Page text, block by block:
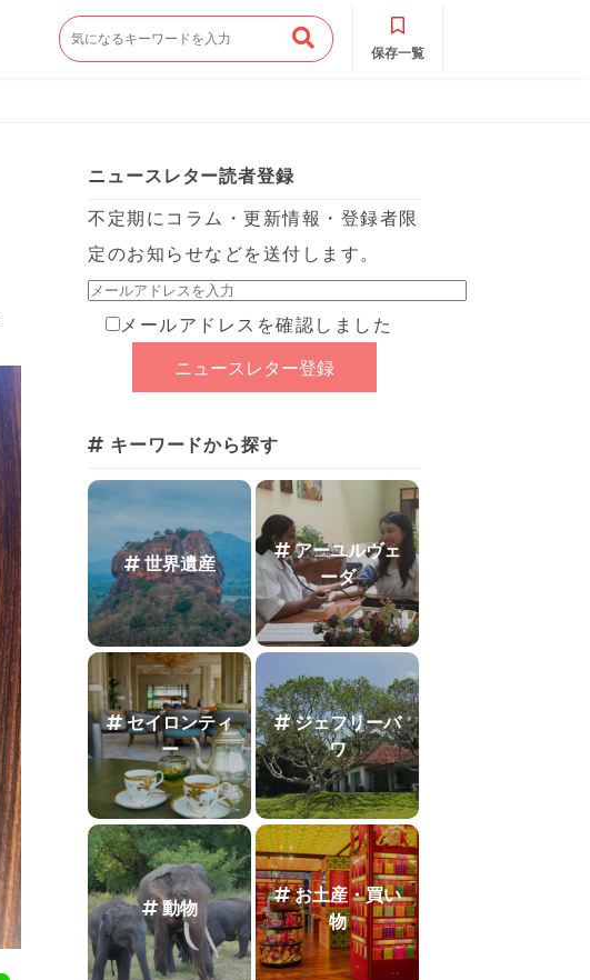
保存一覧
ニュースレター読者登録
不定期にコラム・更新情報・登録者限
定のお知らせなどを送付します。
メールアドレスを確認しました
キーワードから探す
世界遺産
アーユルヴェ
ーダ
セイロンティ
ー
ジェフリーバ
ワ
動物
お土産・買い
物